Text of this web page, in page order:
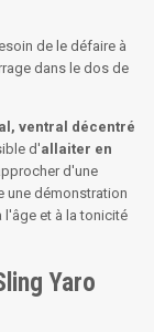
de le défaire à
dans le dos de
ventral décentré
d'allaiter en
d'une
une démonstration
et à la tonicité
Yaro